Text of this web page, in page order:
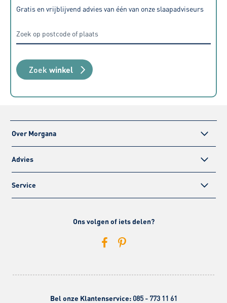
Gratis en vrijblijvend advies van één van onze slaapadviseurs
Zoek winkel
Over Morgana
Advies
Service
Ons volgen of iets delen?
Bel onze Klantenservice: 085 - 773 11 61